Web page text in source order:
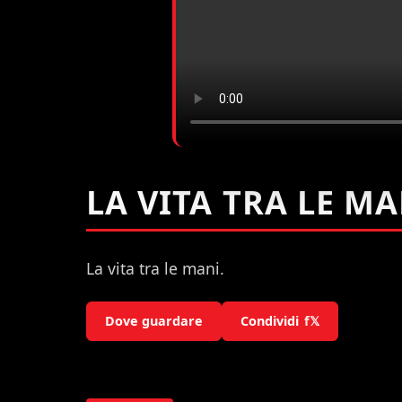
LA VITA TRA LE
La vita tra le mani.
Dove guardare Condividi f𝕏